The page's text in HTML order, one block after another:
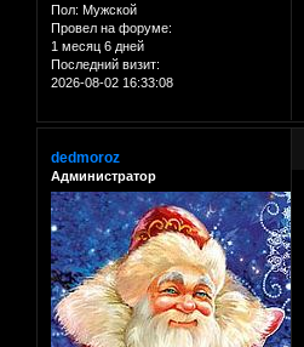
Пол: Мужской
Провел на форуме:
1 месяц 6 дней
Последний визит:
2026-08-02 16:33:08
dedmoroz
Администратор